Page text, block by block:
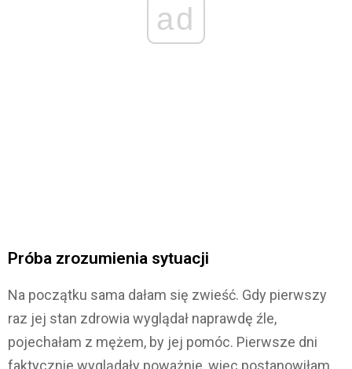
ad
Próba zrozumienia sytuacji
Na początku sama dałam się zwieść. Gdy pierwszy
raz jej stan zdrowia wyglądał naprawdę źle,
pojechałam z mężem, by jej pomóc. Pierwsze dni
faktycznie wyglądały poważnie, więc postanowiłam